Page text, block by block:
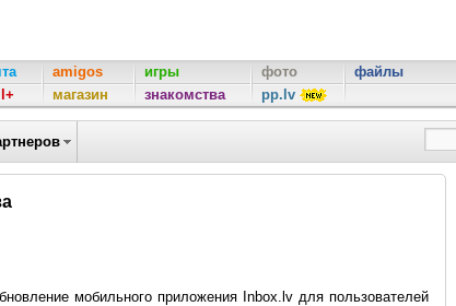
amigos
магазин
игры
знакомства
фото
pp.lv
файлы
мобильного приложения Inbox.lv для пользователей